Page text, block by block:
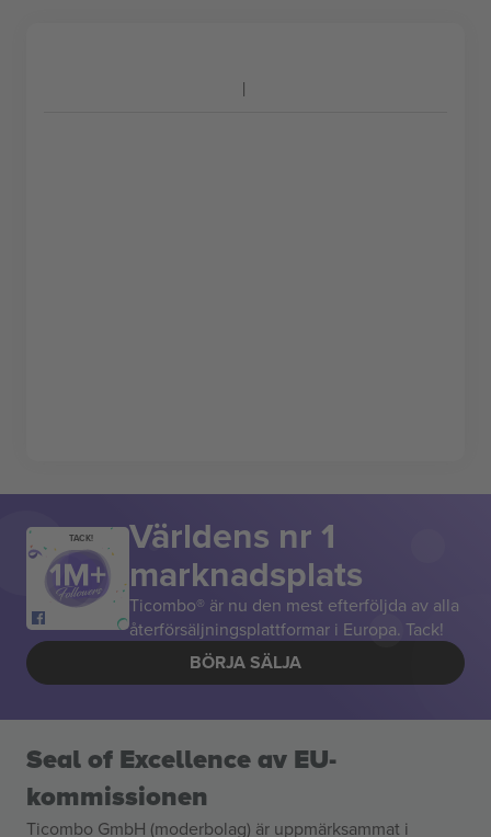
TACK! Världens nr 1
marknadsplats
Ticombo® är nu den mest efterföljda av alla
återförsäljningsplattformar i Europa. Tack!
BÖRJA SÄLJA
Seal of Excellence av EU-
kommissionen
Ticombo GmbH (moderbolag) är uppmärksammat i